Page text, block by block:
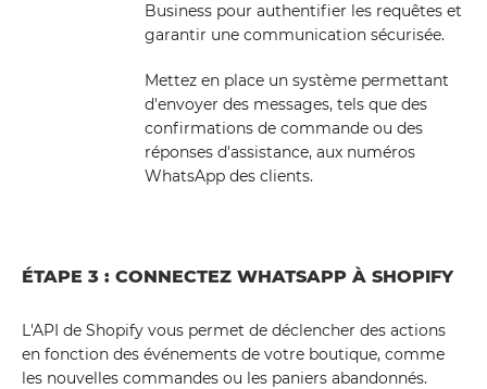
Business pour authentifier les requêtes et
garantir une communication sécurisée.
Mettez en place un système permettant
d'envoyer des messages, tels que des
confirmations de commande ou des
réponses d'assistance, aux numéros
WhatsApp des clients.
ÉTAPE 3 : CONNECTEZ WHATSAPP À SHOPIFY
L'API de Shopify vous permet de déclencher des actions
en fonction des événements de votre boutique, comme
les nouvelles commandes ou les paniers abandonnés.